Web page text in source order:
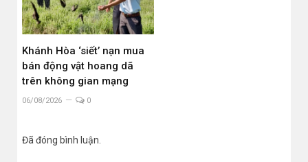
Khánh Hòa ‘siết’ nạn mua
bán động vật hoang dã
trên không gian mạng
06/08/2026 0
Đã đóng bình luận.